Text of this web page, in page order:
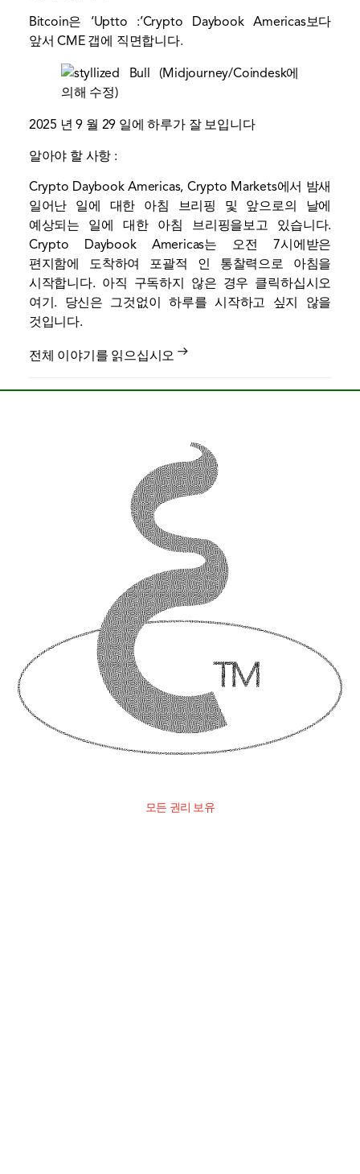
Bitcoin은 ‘Uptto :’Crypto Daybook Americas보다
앞서 CME 갭에 직면합니다.
2025 년 9 월 29 일에 하루가 잘 보입니다
알아야 할 사항 :
Crypto Daybook Americas, Crypto Markets에서 밤새
일어난 일에 대한 아침 브리핑 및 앞으로의 날에
예상되는 일에 대한 아침 브리핑을보고 있습니다.
Crypto Daybook Americas는 오전 7시에받은
편지함에 도착하여 포괄적 인 통찰력으로 아침을
시작합니다. 아직 구독하지 않은 경우 클릭하십시오
여기. 당신은 그것없이 하루를 시작하고 싶지 않을
것입니다.
전체 이야기를 읽으십시오
모든 권리 보유